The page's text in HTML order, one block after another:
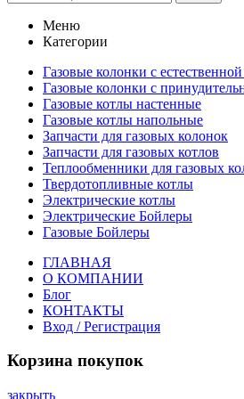
Меню
Категории
Газовые колонки с естественной
Газовые колонки с
Газовые котлы настенные
Газовые котлы напольные
Запчасти для газовых колонок
Запчасти для газовых котлов
Теплообменники для газовых
Твердотопливные котлы
Электрические котлы
Электрические Бойлеры
Газовые Бойлеры
ГЛАВНАЯ
О КОМПАНИИ
Блог
КОНТАКТЫ
Вход / Регистрация
Корзина покупок
закрыть